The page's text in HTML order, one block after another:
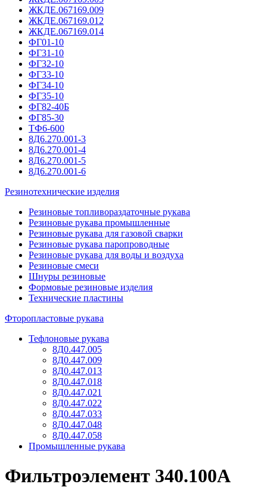
ЖКДЕ.067169.009
ЖКДЕ.067169.012
ЖКДЕ.067169.014
ФГ01-10
ФГ31-10
ФГ32-10
ФГ33-10
ФГ34-10
ФГ35-10
ФГ82-40Б
ФГ85-30
ТФ6-600
8Д6.270.001-3
8Д6.270.001-4
8Д6.270.001-5
8Д6.270.001-6
Резинотехнические изделия
Резиновые топливораздаточные рукава
Резиновые рукава промышленные
Резиновые рукава для газовой сварки
Резиновые рукава паропроводные
Резиновые рукава для воды и воздуха
Резиновые смеси
Шнуры резиновые
Формовые резиновые изделия
Технические пластины
Фторопластовые рукава
Тефлоновые рукава
8Д0.447.005
8Д0.447.009
8Д0.447.013
8Д0.447.018
8Д0.447.021
8Д0.447.022
8Д0.447.033
8Д0.447.048
8Д0.447.058
Промышленные рукава
Фильтроэлемент 340.100А